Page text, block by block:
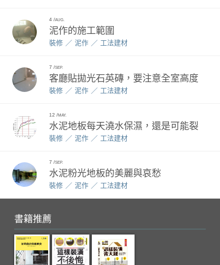
4 AUG.
泥作的施工範圍
裝修 泥作 工法建材
7 SEP.
客廳貼拋光石英磚，要注意全室高度
裝修 泥作 工法建材
12 MAY.
水泥地板每天澆水保濕，還是可能裂
裝修 泥作 工法建材
7 SEP.
水泥粉光地板的美麗與哀愁
裝修 泥作 工法建材
書籍推薦